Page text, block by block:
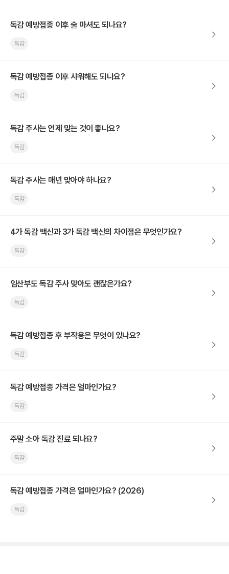
독감 예방접종 이후 술 마셔도 되나요?
독감
독감 예방접종 이후 샤워해도 되나요?
독감
독감 주사는 언제 맞는 것이 좋나요?
독감
독감 주사는 매년 맞아야 하나요?
독감
4가 독감 백신과 3가 독감 백신의 차이점은 무엇인가요?
독감
임산부도 독감 주사 맞아도 괜찮은가요?
독감
독감 예방접종 후 부작용은 무엇이 있나요?
독감
독감 예방접종 가격은 얼마인가요?
독감
주말 소아 독감 진료 되나요?
독감
독감 예방접종 가격은 얼마인가요? (2026)
독감